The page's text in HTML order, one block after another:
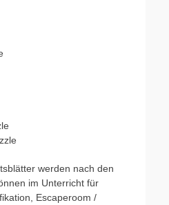
werden nach den
im Unterricht für
Escaperoom /